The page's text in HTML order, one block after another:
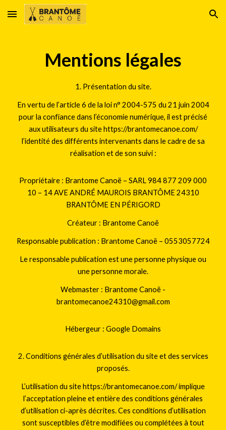
Skip to main content Skip to navigation
Mentions légales
1. Présentation du site.
En vertu de l’article 6 de la loi n° 2004-575 du 21 juin 2004
pour la confiance dans l’économie numérique, il est précisé
aux utilisateurs du site https://brantomecanoe.com/
l’identité des différents intervenants dans le cadre de sa
réalisation et de son suivi :
Propriétaire : Brantome Canoë – SARL 984 877 209 000
10 – 14 AVE ANDRÉ MAUROIS BRANTÔME 24310
BRANTÔME EN PÉRIGORD
Créateur : Brantome Canoë
Responsable publication : Brantome Canoë – 0553057724
Le responsable publication est une personne physique ou
une personne morale.
Webmaster : Brantome Canoë -
brantomecanoe24310@gmail.com
Hébergeur : Google Domains
2. Conditions générales d’utilisation du site et des services
proposés.
L’utilisation du site https://brantomecanoe.com/ implique
l’acceptation pleine et entière des conditions générales
d’utilisation ci-après décrites. Ces conditions d’utilisation
sont susceptibles d’être modifiées ou complétées à tout